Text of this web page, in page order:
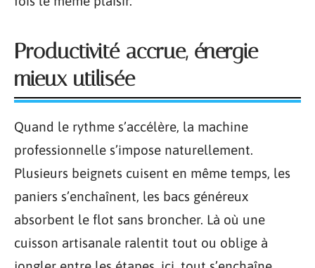
Productivité accrue, énergie
mieux utilisée
Quand le rythme s’accélère, la machine
professionnelle s’impose naturellement.
Plusieurs beignets cuisent en même temps, les
paniers s’enchaînent, les bacs généreux
absorbent le flot sans broncher. Là où une
cuisson artisanale ralentit tout ou oblige à